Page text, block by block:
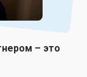
– это